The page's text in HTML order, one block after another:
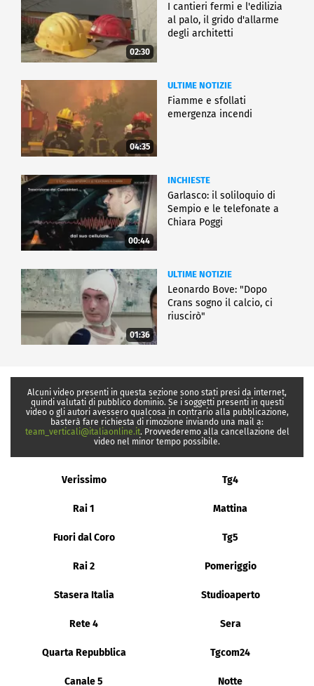
02:30
I cantieri fermi e l'edilizia
al palo, il grido d'allarme
degli architetti
04:35
ULTIME NOTIZIE
Fiamme e sfollati
emergenza incendi
00:44
INCHIESTE
Garlasco: il soliloquio di
Sempio e le telefonate a
Chiara Poggi
01:36
ULTIME NOTIZIE
Leonardo Bove: "Dopo
Crans sogno il calcio, ci
riuscirò"
Alcuni video presenti in questa sezione sono stati presi da internet,
quindi valutati di pubblico dominio. Se i soggetti presenti in questi
video o gli autori avessero qualcosa in contrario alla pubblicazione,
basterà fare richiesta di rimozione inviando una mail a:
team_verticali@italiaonline.it. Provvederemo alla cancellazione del
video nel minor tempo possibile.
Verissimo Tg4
Rai 1 Mattina
Fuori dal Coro Tg5
Rai 2 Pomeriggio
Stasera Italia Studioaperto
Rete 4 Sera
Quarta Repubblica Tgcom24
Canale 5 Notte